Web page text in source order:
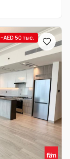
−AED 50 тыс.